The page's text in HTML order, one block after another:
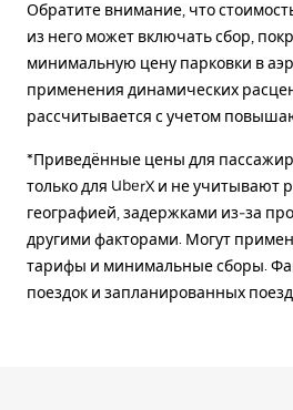
Обратите внимание, что
из него может включать сбор,
минимальную цену парковки в
применения динамических
рассчитывается с учетом
*Приведённые цены для
только для UberX и не учитывают
географией, задержками из-за
другими факторами. Могут
тарифы и минимальные сборы.
поездок и запланированных